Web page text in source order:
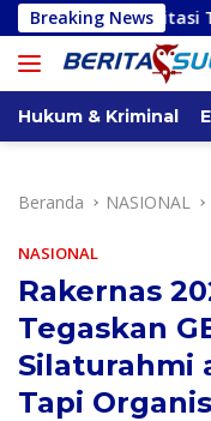
Langsung
ke
konten
Breaking News
Tiga Jaringan Irigasi
Hukum & Kriminal
Beranda NASIONAL
NASIONAL
Rakernas
Tegaskan
Silaturahmi
Tapi